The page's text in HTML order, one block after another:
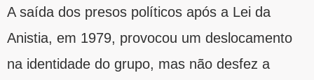
A saída dos presos políticos após a Lei da
Anistia, em 1979, provocou um deslocamento
na identidade do grupo, mas não desfez a